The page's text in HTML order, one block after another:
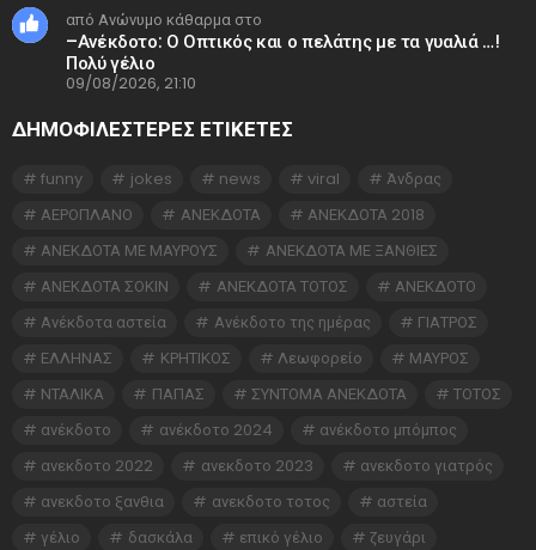
από Ανώνυμο κάθαρμα στο
–Ανέκδοτο: Ο Οπτικός και ο πελάτης με τα γυαλιά …!
Πολύ γέλιο
09/08/2026, 21:10
ΔΗΜΟΦΙΛΕΣΤΕΡΕΣ ΕΤΙΚΈΤΕΣ
funny jokes news viral
Άνδρας
ΑΕΡΟΠΛΑΝΟ
ΑΝΕΚΔΟΤΑ
ΑΝΕΚΔΟΤΑ 2018
ΑΝΕΚΔΟΤΑ ΜΕ ΜΑΥΡΟΥΣ
ΑΝΕΚΔΟΤΑ ΜΕ ΞΑΝΘΙΕΣ
ΑΝΕΚΔΟΤΑ ΣΟΚΙΝ
ΑΝΕΚΔΟΤΑ ΤΟΤΟΣ
ΑΝΕΚΔΟΤΟ
Ανέκδοτα αστεία
Ανέκδοτο της ημέρας
ΓΙΑΤΡΟΣ
ΕΛΛΗΝΑΣ
ΚΡΗΤΙΚΟΣ Λεωφορείο
ΜΑΥΡΟΣ
ΝΤΑΛΙΚΑ
ΠΑΠΑΣ ΣΥΝΤΟΜΑ ΑΝΕΚΔΟΤΑ
ΤΟΤΟΣ
ανέκδοτο
ανέκδοτο 2024
ανέκδοτο μπόμπος
ανεκδοτο 2022
ανεκδοτο 2023
ανεκδοτο γιατρός
ανεκδοτο ξανθια
ανεκδοτο τοτος
αστεία
γέλιο
δασκάλα επικό γέλιο
ζευγάρι